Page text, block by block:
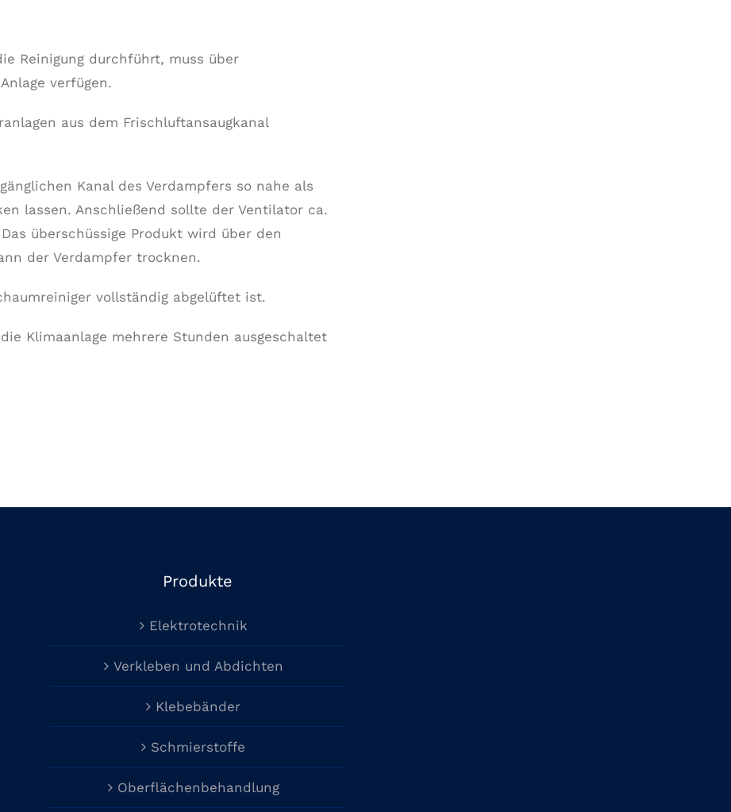
Reinigung durchführt, muss über
verfügen.
aus dem Frischluftansaugkanal
Kanal des Verdampfers so nahe als
lassen. Anschließend sollte der Ventilator ca.
überschüssige Produkt wird über den
der Verdampfer trocknen.
vollständig abgelüftet ist.
Klimaanlage mehrere Stunden ausgeschaltet
Produkte
Elektrotechnik
Verkleben und Abdichten
Klebebänder
Schmierstoffe
Oberflächenbehandlung